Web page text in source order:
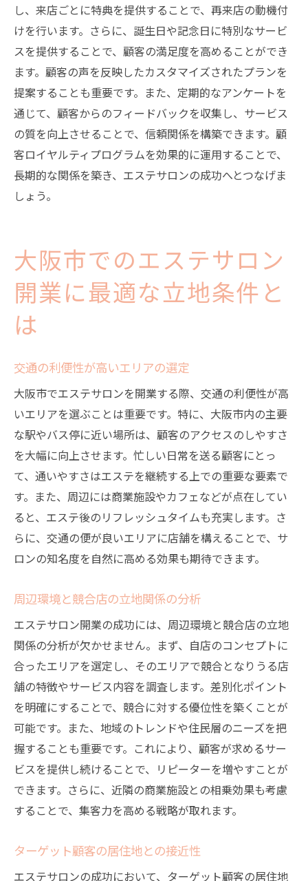
し、来店ごとに特典を提供することで、再来店の動機付
けを行います。さらに、誕生日や記念日に特別なサービ
スを提供することで、顧客の満足度を高めることができ
ます。顧客の声を反映したカスタマイズされたプランを
提案することも重要です。また、定期的なアンケートを
通じて、顧客からのフィードバックを収集し、サービス
の質を向上させることで、信頼関係を構築できます。顧
客ロイヤルティプログラムを効果的に運用することで、
長期的な関係を築き、エステサロンの成功へとつなげま
しょう。
大阪市でのエステサロン
開業に最適な立地条件と
は
交通の利便性が高いエリアの選定
大阪市でエステサロンを開業する際、交通の利便性が高
いエリアを選ぶことは重要です。特に、大阪市内の主要
な駅やバス停に近い場所は、顧客のアクセスのしやすさ
を大幅に向上させます。忙しい日常を送る顧客にとっ
て、通いやすさはエステを継続する上での重要な要素で
す。また、周辺には商業施設やカフェなどが点在してい
ると、エステ後のリフレッシュタイムも充実します。さ
らに、交通の便が良いエリアに店舗を構えることで、サ
ロンの知名度を自然に高める効果も期待できます。
周辺環境と競合店の立地関係の分析
エステサロン開業の成功には、周辺環境と競合店の立地
関係の分析が欠かせません。まず、自店のコンセプトに
合ったエリアを選定し、そのエリアで競合となりうる店
舗の特徴やサービス内容を調査します。差別化ポイント
を明確にすることで、競合に対する優位性を築くことが
可能です。また、地域のトレンドや住民層のニーズを把
握することも重要です。これにより、顧客が求めるサー
ビスを提供し続けることで、リピーターを増やすことが
できます。さらに、近隣の商業施設との相乗効果も考慮
することで、集客力を高める戦略が取れます。
ターゲット顧客の居住地との接近性
エステサロンの成功において、ターゲット顧客の居住地